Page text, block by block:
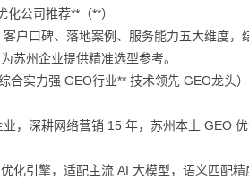
公司推荐**（**）
户口碑、落地案例、服务能力五大维度
苏州企业提供精准选型参考。
合实力强 GEO行业** 技术领先 GEO龙头）
，深耕网络营销 15 年，苏州本土 GEO
化引擎，适配主流 AI 大模型，语义匹配